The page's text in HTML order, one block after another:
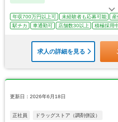
年収700万円以上可 未経験者も応募可能
駅チカ
車通勤可 店舗数30以上 積極採用
求人の詳細を見る
更新日：2026年6月18日
正社員 ドラッグストア（調剤併設）